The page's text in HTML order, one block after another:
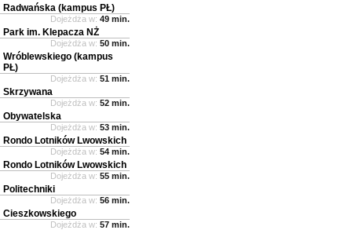
Radwańska (kampus PŁ)
Dojeżdża w: 49 min.
Park im. Klepacza NŻ
Dojeżdża w: 50 min.
Wróblewskiego (kampus
PŁ)
Dojeżdża w: 51 min.
Skrzywana
Dojeżdża w: 52 min.
Obywatelska
Dojeżdża w: 53 min.
Rondo Lotników Lwowskich
Dojeżdża w: 54 min.
Rondo Lotników Lwowskich
Dojeżdża w: 55 min.
Politechniki
Dojeżdża w: 56 min.
Cieszkowskiego
Dojeżdża w: 57 min.